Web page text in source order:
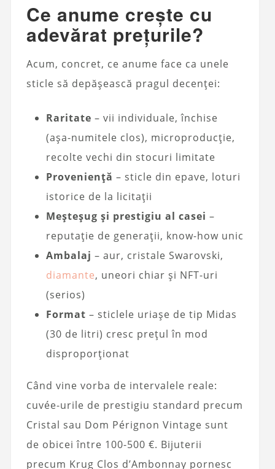
Ce anume crește cu
adevărat prețurile?
Acum, concret, ce anume face ca unele
sticle să depășească pragul decenței:
Raritate – vii individuale, închise
(așa-numitele clos), microproducție,
recolte vechi din stocuri limitate
Proveniență – sticle din epave, loturi
istorice de la licitații
Meșteșug și prestigiu al casei –
reputație de generații, know-how unic
Ambalaj – aur, cristale Swarovski,
diamante, uneori chiar și NFT-uri
(serios)
Format – sticlele uriașe de tip Midas
(30 de litri) cresc prețul în mod
disproporționat
Când vine vorba de intervalele reale:
cuvée-urile de prestigiu standard precum
Cristal sau Dom Pérignon Vintage sunt
de obicei între 100-500 €. Bijuterii
precum Krug Clos d’Ambonnay pornesc